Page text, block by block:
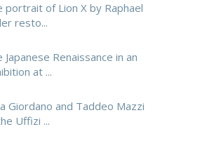
portrait of Lion X by Raphael
resto...
Japanese Renaissance in an
at ...
Giordano and Taddeo Mazzi
Uffizi ...